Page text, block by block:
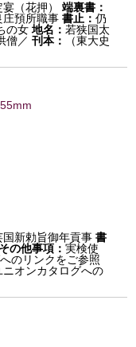
（花押）
端裏書：
庄預所職事書止：仍
の女 地名：若狭国太
僧／刊本：
（東大史
国新勅旨御年貢事書
その他事項：実検使
のリンクをご参照
ニオンカタログへの